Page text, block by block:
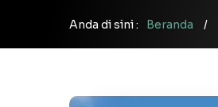
Anda di sini : Beranda /